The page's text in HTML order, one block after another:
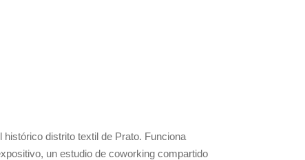
distrito textil de Prato. Funciona
un estudio de coworking compartido